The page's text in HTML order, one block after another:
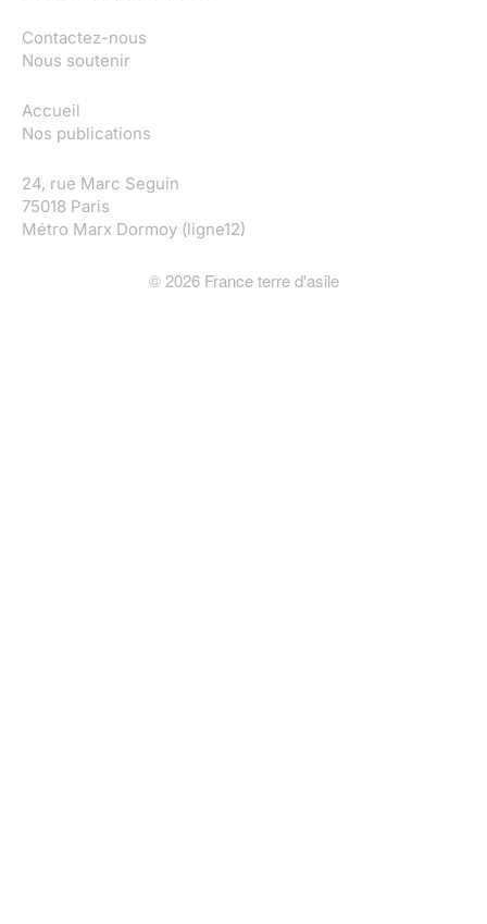
Contactez-nous
Nous soutenir
Accueil
Nos publications
24, rue Marc Seguin
75018 Paris
Métro Marx Dormoy (ligne12)
© 2026France terre d'asile